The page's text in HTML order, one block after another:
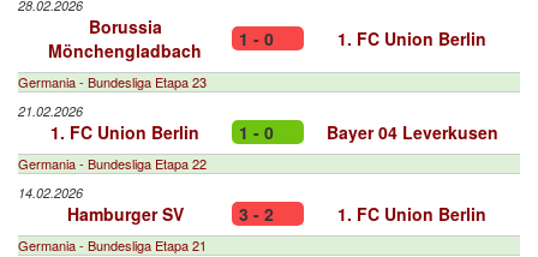
28.02.2026
Borussia
Mönchengladbach
1 - 0 1. FC Union Berlin
Germania - Bundesliga Etapa 23
21.02.2026
1. FC Union Berlin 1 - 0 Bayer 04 Leverkusen
Germania - Bundesliga Etapa 22
14.02.2026
Hamburger SV 3 - 2 1. FC Union Berlin
Germania - Bundesliga Etapa 21